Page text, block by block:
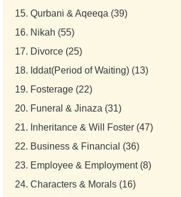
15. Qurbani & Aqeeqa (39)
16. Nikah (55)
17. Divorce (25)
18. Iddat(Period of Waiting) (13)
19. Fosterage (22)
20. Funeral & Jinaza (31)
21. Inheritance & Will Foster (47)
22. Business & Financial (36)
23. Employee & Employment (8)
24. Characters & Morals (16)